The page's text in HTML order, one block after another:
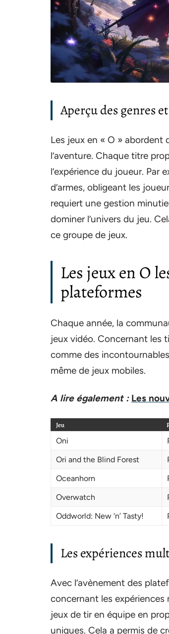
Aperçu des genres
Les jeux en « O » abordent
l’aventure. Chaque titre
l’expérience du joueur. Par
d’armes, obligeant les
requiert une gestion
dominer l’univers du jeu.
ce groupe de jeux.
Les jeux en O
plateformes
Chaque année, la
jeux vidéo. Concernant les
comme des
même de jeux mobiles.
A lire également : Les
Jeu
Oni
Ori and the Blind Forest
Oceanhorn
Overwatch
Oddworld: New ‘n’ Tasty!
Les expériences
Avec l’avènement des
concernant les expériences
jeux de tir en équipe en
uniques. Cela a permis de